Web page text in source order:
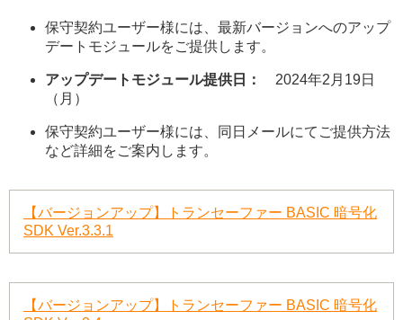
保守契約ユーザー様には、最新バージョンへのアップ
デートモジュールをご提供します。
アップデートモジュール提供日：
2024年2月19日
（月）
保守契約ユーザー様には、同日メールにてご提供方法
など詳細をご案内します。
【バージョンアップ】トランセーファー BASIC 暗号化
SDK Ver.3.3.1
【バージョンアップ】トランセーファー BASIC 暗号化